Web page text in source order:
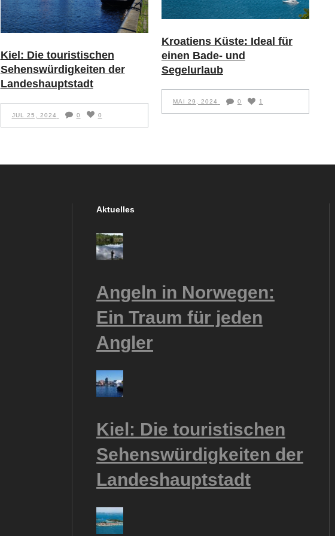
Kiel: Die touristischen
Sehenswürdigkeiten der
Landeshauptstadt
JUL 25, 2024 0 0
Kroatiens Küste: Ideal für
einen Bade- und
Segelurlaub
MAI 29, 2024 0 1
Aktuelles
Angeln in Norwegen:
Ein Traum für jeden
Angler
Kiel: Die touristischen
Sehenswürdigkeiten der
Landeshauptstadt